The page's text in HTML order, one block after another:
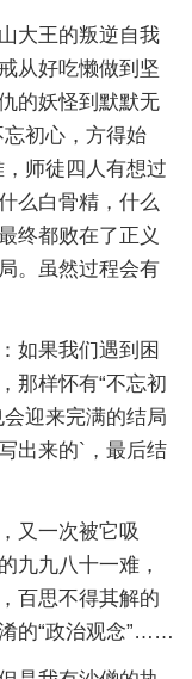
大王的叛逆自我
从好吃懒做到坚
的妖怪到默默无
初心，方得始
师徒四人有想过
么白骨精，什么
终都败在了正义
。虽然过程会有
如果我们遇到困
那样怀有“不忘初
迎来完满的结局
出来的`，最后结
又一次被它吸
九九八十一难，
百思不得其解的
的“政治观念”……